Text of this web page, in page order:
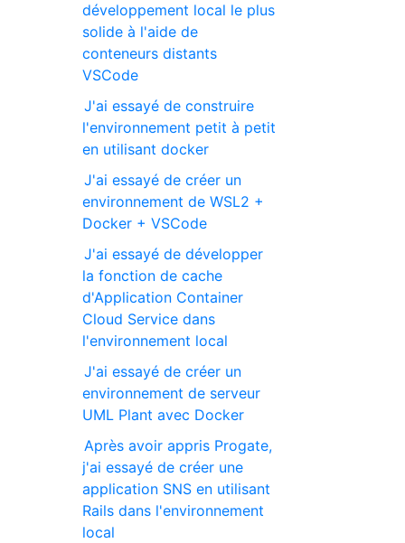
développement local le plus
solide à l'aide de
conteneurs distants
VSCode
J'ai essayé de construire
l'environnement petit à petit
en utilisant docker
J'ai essayé de créer un
environnement de WSL2 +
Docker + VSCode
J'ai essayé de développer
la fonction de cache
d'Application Container
Cloud Service dans
l'environnement local
J'ai essayé de créer un
environnement de serveur
UML Plant avec Docker
Après avoir appris Progate,
j'ai essayé de créer une
application SNS en utilisant
Rails dans l'environnement
local